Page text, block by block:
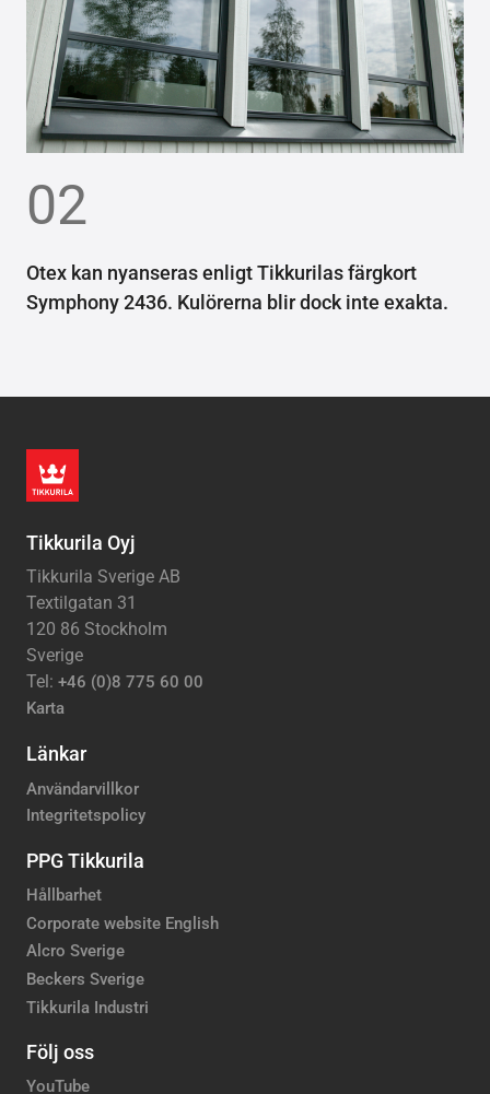
02
Otex kan nyanseras enligt Tikkurilas färgkort
Symphony 2436. Kulörerna blir dock inte exakta.
Tikkurila Oyj
Tikkurila Sverige AB
Textilgatan 31
120 86 Stockholm
Sverige
Tel: +46 (0)8 775 60 00
Karta
Länkar
Användarvillkor
Integritetspolicy
PPG Tikkurila
Hållbarhet
Corporate website English
Alcro Sverige
Beckers Sverige
Tikkurila Industri
Följ oss
YouTube